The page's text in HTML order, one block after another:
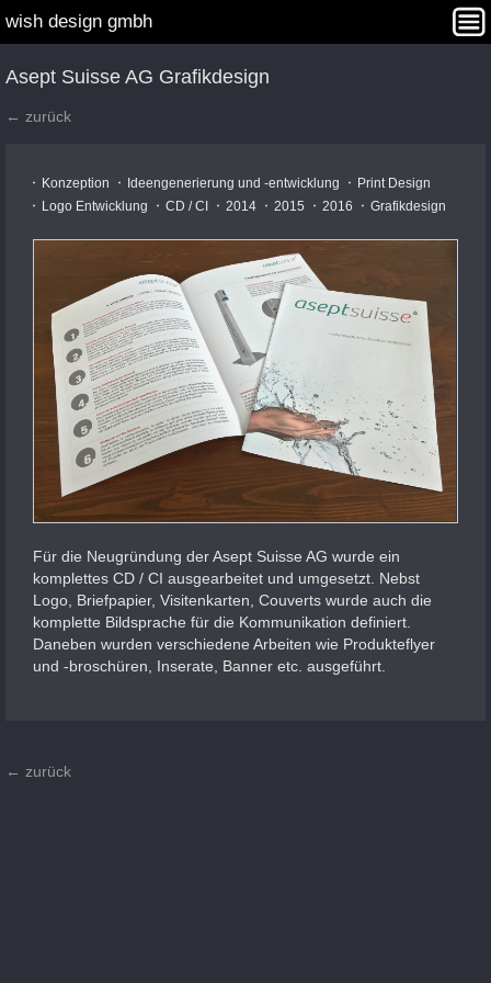
wish design gmbh
Interaction Design Angebot
Asept Suisse AG Grafikdesign
← zurück
Konzeption Ideengenerierung und -entwicklung
Print Design
Logo Entwicklung
CD / CI 2014 2015 2016 Grafikdesign
Für die Neugründung der Asept Suisse AG wurde ein
komplettes CD / CI ausgearbeitet und umgesetzt. Nebst
Logo, Briefpapier, Visitenkarten, Couverts wurde auch die
komplette Bildsprache für die Kommunikation definiert.
Daneben wurden verschiedene Arbeiten wie Produkteflyer
und -broschüren, Inserate, Banner etc. ausgeführt.
← zurück